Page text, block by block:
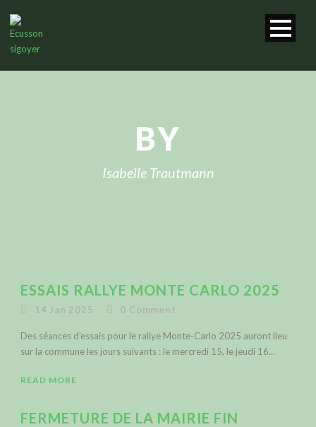
BY
Isabelle Trautmann
ESSAIS RALLYE MONTE CARLO 2025
14 Jan 2025 0 Comment
Des séances d’essais pour le rallye Monte-Carlo 2025 auront lieu
sur la commune les jours suivants : le mercredi 15, le jeudi 16...
READ MORE
FERMETURE DE LA MAIRIE FIN